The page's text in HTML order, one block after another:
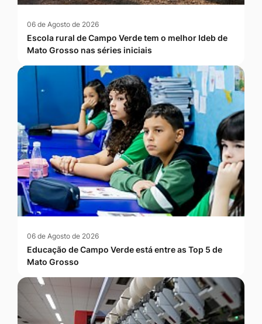
06 de Agosto de 2026
Escola rural de Campo Verde tem o melhor Ideb de
Mato Grosso nas séries iniciais
06 de Agosto de 2026
Educação de Campo Verde está entre as Top 5 de
Mato Grosso